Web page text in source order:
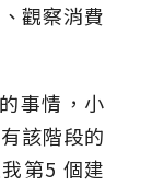
觀察消費
事情，小
該階段的
第5 個建